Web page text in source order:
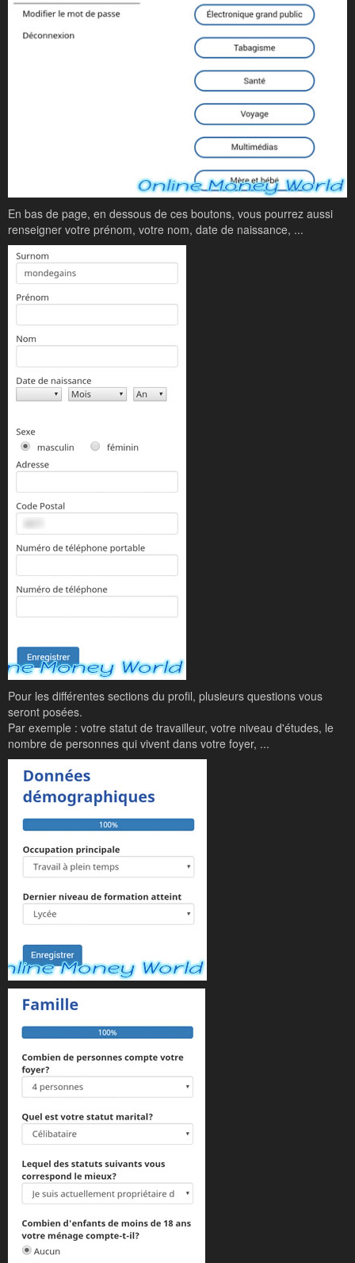
En bas de page, en dessous de ces boutons, vous pourrez aussi
renseigner votre prénom, votre nom, date de naissance, ...
Pour les différentes sections du profil, plusieurs questions vous
seront posées.
Par exemple : votre statut de travailleur, votre niveau d'études, le
nombre de personnes qui vivent dans votre foyer, ...